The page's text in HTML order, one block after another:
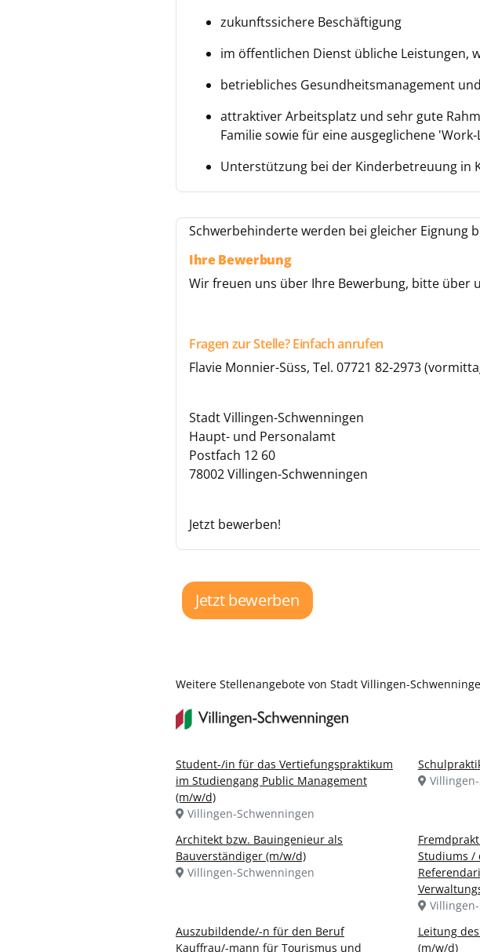
zukunftssichere Beschäftigung
im öffentlichen Dienst übliche Leistungen,
betriebliches Gesundheitsmanagement
attraktiver Arbeitsplatz und sehr gute
Familie sowie für eine ausgeglichene 'Work-
Unterstützung bei der Kinderbetreuung in
Schwerbehinderte werden bei gleicher Eignung
Ihre Bewerbung
Wir freuen uns über Ihre Bewerbung, bitte über
Fragen zur Stelle? Einfach anrufen
Flavie Monnier-Süss, Tel. 07721 82-2973
Stadt Villingen-Schwenningen
Haupt- und Personalamt
Postfach 12 60
78002 Villingen-Schwenningen
Jetzt bewerben!
Jetzt bewerben
Weitere Stellenangebote von Stadt Villingen-
Student-/in für das Vertiefungspraktikum
im Studiengang Public Management
(m/w/d)
Villingen-Schwenningen
Architekt bzw. Bauingenieur als
Bauverständiger (m/w/d)
Villingen-Schwenningen
Studiums /
Auszubildende/-n für den Beruf
Kauffrau/-mann für Tourismus und
Leitung
(m/w/d)